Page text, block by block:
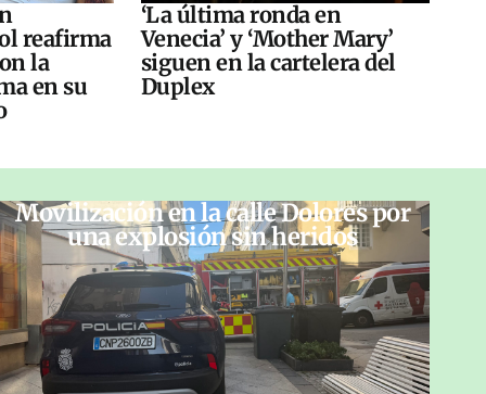
reafirma
la
en su
‘La última ronda en
Venecia’ y ‘Mother Mary’
siguen en la cartelera del
Duplex
Movilización en la calle Dolores por
una explosión sin heridos